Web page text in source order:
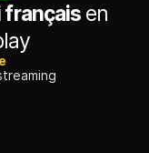
français en